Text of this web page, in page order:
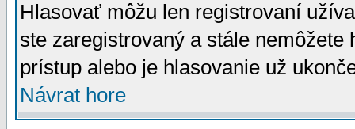
Hlasovať môžu len registrovaní
ste zaregistrovaný a stále
prístup alebo je hlasovanie už
Návrat hore